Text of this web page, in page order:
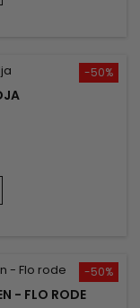
-50%
-50%
- FLO RODE